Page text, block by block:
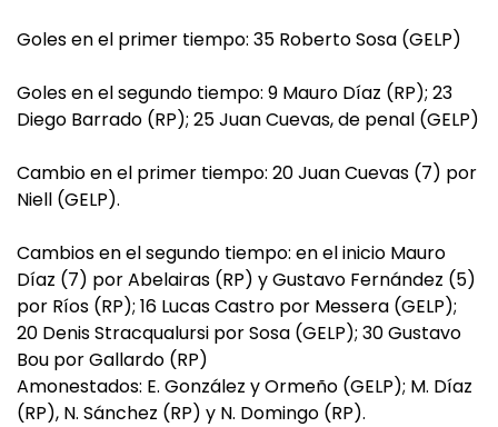
Goles en el primer tiempo: 35 Roberto Sosa (GELP)
Goles en el segundo tiempo: 9 Mauro Díaz (RP); 23
Diego Barrado (RP); 25 Juan Cuevas, de penal (GELP)
Cambio en el primer tiempo: 20 Juan Cuevas (7) por
Niell (GELP).
Cambios en el segundo tiempo: en el inicio Mauro
Díaz (7) por Abelairas (RP) y Gustavo Fernández (5)
por Ríos (RP); 16 Lucas Castro por Messera (GELP);
20 Denis Stracqualursi por Sosa (GELP); 30 Gustavo
Bou por Gallardo (RP)
Amonestados: E. González y Ormeño (GELP); M. Díaz
(RP), N. Sánchez (RP) y N. Domingo (RP).